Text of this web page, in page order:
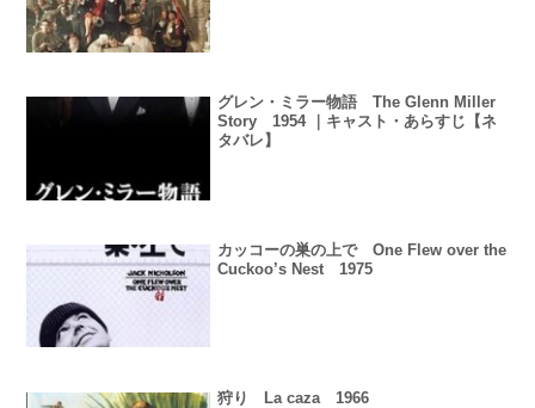
グレン・ミラー物語 The Glenn Miller
Story 1954 ｜キャスト・あらすじ【ネ
タバレ】
カッコーの巣の上で One Flew over the
Cuckoo’s Nest 1975
狩り La caza 1966